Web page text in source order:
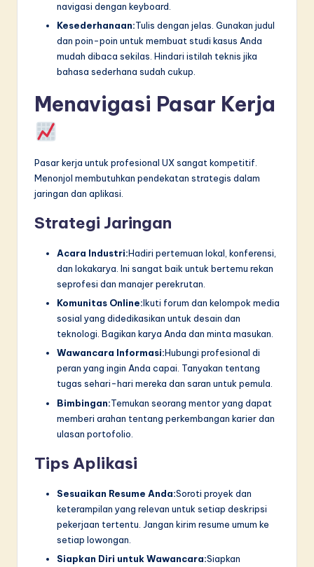
navigasi dengan keyboard.
Kesederhanaan:Tulis dengan jelas. Gunakan judul
dan poin-poin untuk membuat studi kasus Anda
mudah dibaca sekilas. Hindari istilah teknis jika
bahasa sederhana sudah cukup.
Menavigasi Pasar Kerja
Pasar kerja untuk profesional UX sangat kompetitif.
Menonjol membutuhkan pendekatan strategis dalam
jaringan dan aplikasi.
Strategi Jaringan
Acara Industri:Hadiri pertemuan lokal, konferensi,
dan lokakarya. Ini sangat baik untuk bertemu rekan
seprofesi dan manajer perekrutan.
Komunitas Online:Ikuti forum dan kelompok media
sosial yang didedikasikan untuk desain dan
teknologi. Bagikan karya Anda dan minta masukan.
Wawancara Informasi:Hubungi profesional di
peran yang ingin Anda capai. Tanyakan tentang
tugas sehari-hari mereka dan saran untuk pemula.
Bimbingan:Temukan seorang mentor yang dapat
memberi arahan tentang perkembangan karier dan
ulasan portofolio.
Tips Aplikasi
Sesuaikan Resume Anda:Soroti proyek dan
keterampilan yang relevan untuk setiap deskripsi
pekerjaan tertentu. Jangan kirim resume umum ke
setiap lowongan.
Siapkan Diri untuk Wawancara:Siapkan